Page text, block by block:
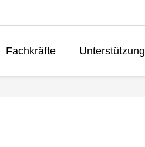
Fachkräfte
Unterstützung